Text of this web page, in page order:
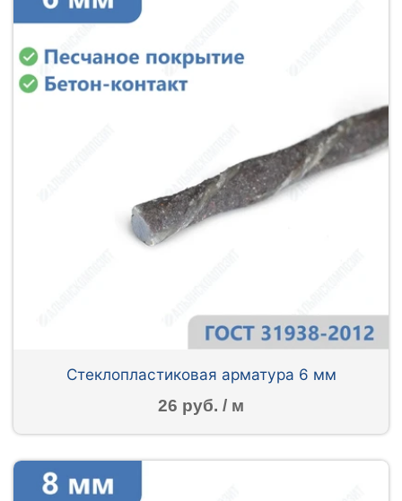
Стеклопластиковая арматура 6 мм
26 руб. / м